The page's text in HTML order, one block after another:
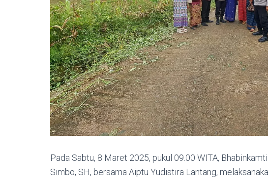
Pada Sabtu, 8 Maret 2025, pukul 09.00 WITA,
Simbo, SH, bersama Aiptu Yudistira Lantang,